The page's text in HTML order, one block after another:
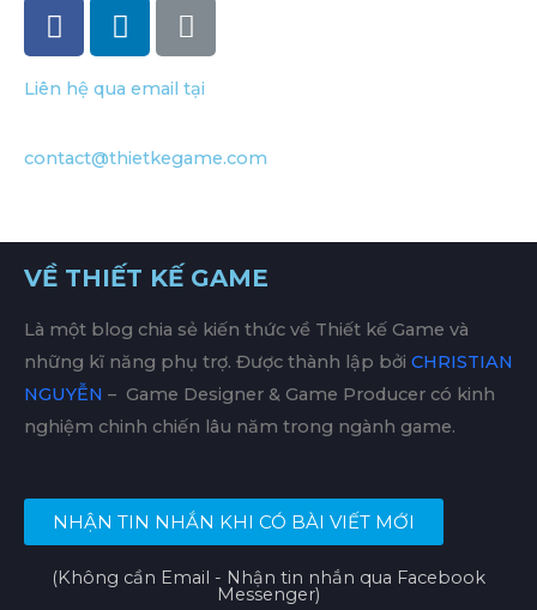
Liên hệ qua email tại
contact@thietkegame.com
VỀ THIẾT KẾ GAME
Là một blog chia sẻ kiến thức về Thiết kế Game và
những kĩ năng phụ trợ. Được thành lập bởi CHRISTIAN
NGUYỄN – Game Designer & Game Producer có kinh
nghiệm chinh chiến lâu năm trong ngành game.
NHẬN TIN NHẮN KHI CÓ BÀI VIẾT MỚI
(Không cần Email - Nhận tin nhắn qua Facebook
Messenger)